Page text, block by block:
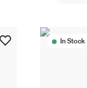
In Stock